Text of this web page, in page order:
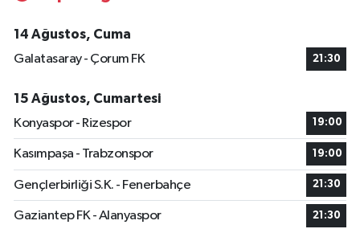
14 Ağustos, Cuma
Galatasaray - Çorum FK
21:30
15 Ağustos, Cumartesi
Konyaspor - Rizespor
19:00
Kasımpaşa - Trabzonspor 19:00
Gençlerbirliği S.K. - Fenerbahçe 21:30
Gaziantep FK - Alanyaspor 21:30